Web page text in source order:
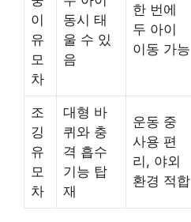
이
유
모
차
동시 태
울 수 있
음
한 번에
두 아이
이동 가능
조
깅
유
모
차
대형 바
퀴와 충
격 흡수
기능 탑
재
운동 중
사용 편
리, 야외
환경 적합